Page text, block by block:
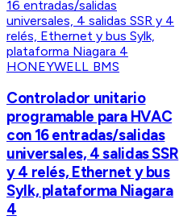
HONEYWELL BMS
Controlador unitario
programable para HVAC
con 16 entradas/salidas
universales, 4 salidas SSR
y 4 relés, Ethernet y bus
Sylk, plataforma Niagara
4